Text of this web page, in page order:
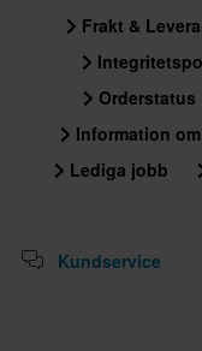
Frakt &
Orderstatus
Information
Lediga jobb
Kundservice